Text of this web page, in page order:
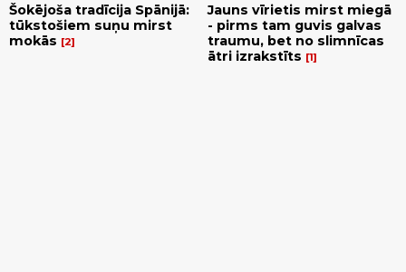
Šokējoša tradīcija Spānijā:
tūkstošiem suņu mirst
mokās
2
Jauns vīrietis mirst miegā
- pirms tam guvis galvas
traumu, bet no slimnīcas
ātri izrakstīts
1